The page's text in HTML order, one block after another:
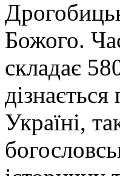
Божого.
складає
Україні,